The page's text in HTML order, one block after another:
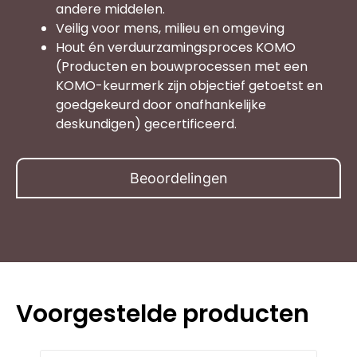
Beoordelingen
andere middelen.
Veilig voor mens, milieu en omgeving
Hout én verduurzamingsproces KOMO
(Producten en bouwprocessen met een
KOMO-keurmerk zijn objectief getoetst en
goedgekeurd door onafhankelijke
deskundigen) gecertificeerd.
Voorgestelde producten